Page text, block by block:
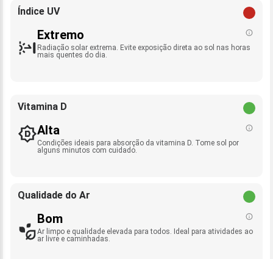
Índice UV
Extremo
Radiação solar extrema. Evite exposição direta ao sol nas horas
mais quentes do dia.
Vitamina D
Alta
Condições ideais para absorção da vitamina D. Tome sol por
alguns minutos com cuidado.
Qualidade do Ar
Bom
Ar limpo e qualidade elevada para todos. Ideal para atividades ao
ar livre e caminhadas.